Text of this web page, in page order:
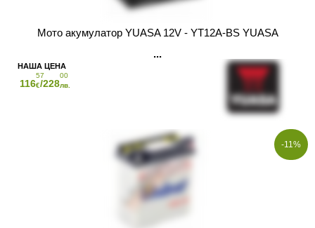
Мото акумулатор YUASA 12V - YT12A-BS YUASA
116
57
€/228
00
лв.
-11%